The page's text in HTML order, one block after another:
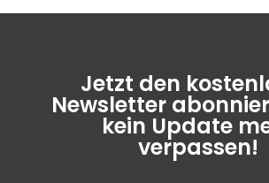
Jetzt den
Newsletter
kein Update
verpassen!